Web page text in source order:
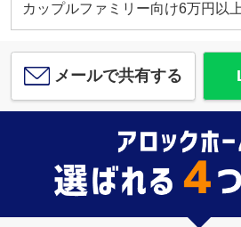
カップルファミリー向け6万円以上
メールで共有する